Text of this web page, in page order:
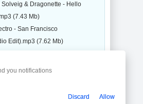
Solveig & Dragonette - Hello
(7.43 Mb)
- San Francisco
Edit).mp3 (7.62 Mb)
you notifications
Discard Allow